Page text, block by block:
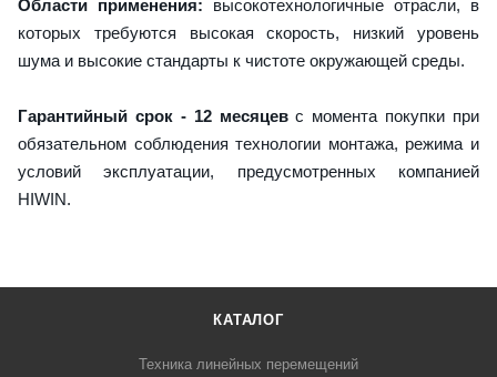
Области применения: высокотехнологичные отрасли, в
которых требуются высокая скорость, низкий уровень
шума и высокие стандарты к чистоте окружающей среды.
Гарантийный срок - 12 месяцевс момента покупки при
обязательном соблюдения технологии монтажа, режима и
условий эксплуатации, предусмотренных компанией
HIWIN.
КАТАЛОГ
Техника линейных перемещений